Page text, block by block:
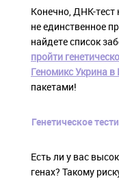
Конечно, ДНК-тест
не единственное
найдете список
пройти
Геномикс Укрина в
пакетами!
Генетическое
Есть ли у вас
генах? Такому